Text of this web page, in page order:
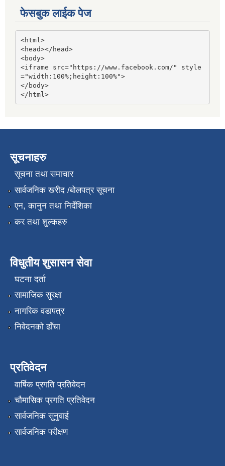
फेसबुक लाईक पेज
<html>
<head></head>
<body>
<iframe src="https://www.facebook.com/" style
="width:100%;height:100%">
</body>
</html>
सूचनाहरु
सूचना तथा समाचार
सार्वजनिक खरीद /बोलपत्र सूचना
एन, कानुन तथा निर्देशिका
कर तथा शुल्कहरु
विधुतीय शुसासन सेवा
घटना दर्ता
सामाजिक सुरक्षा
नागरिक वडापत्र
निवेदनको ढाँचा
प्रतिवेदन
वार्षिक प्रगति प्रतिवेदन
चौमासिक प्रगति प्रतिवेदन
सार्वजनिक सुनुवाई
सार्वजनिक परीक्षण